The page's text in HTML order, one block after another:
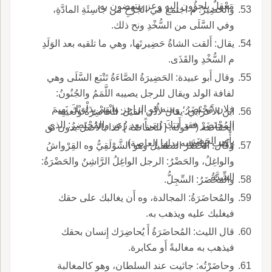
مَعْقِلٌ يلجؤُون إِليه وعز ينتهضون به.
والحَضِيرُ: م اجتمع في الجُرْحِ من جاسِئَةِ المادَّةِ،
وفي السَّلَى من السُّخْدِ ونح ذلك.
يقال: أَلقت الشاةُ حَضِيرتَها، وهي ما تلقيه بعد الوَلَدِ
م السُّخْدِ والقَذَى.
وقال أَبو عبيدة: الحَضِيرَةُ الصَّاءَةُ تَتْبَع السَّلَى وهي
لفافة الولد ويقال للرجل يصيبه اللَّمَمُ والجُنُونُ:
فلان مُحْتَضَرٌ؛ ومنه قو الراجز وانْهَمْ بِدَلْوَيْكَ نَهِيمَ
المُحْتَضَرْ فقد أَتتكَ زُمَراً بعد زُمَر والمُحْتَضِرُ: الذي
يأْتي الحَضَرَ.
ابن الأَعرابي: يقال لأُذُن الفيل: الحاضِرَةُ ولعينه
الحفاصة (* قوله: [ الحفاصة ] كذا بالأصل بدون نق
وكتب بهامشه بدلها العاصة).
وقال: الحَضْرُ التطفيل وهو الشَّوْلَقِيُّ وه القِرْواشُ
والواغِلُ، والحَضْرُ: الرجل الواغِلُ الرَّاشِنُ والحَضْرَةُ:
الشِّدَّةُ.
والمَحْضَرُ: السِّجِلُّ.
والمُحاضَرَةُ: المجالدة، وه أَن يغالبك على حقك
فيغلبك عليه ويذهب به.
قال الليث: المُحاضَرَةُ أَ يُحاضِرَك إِنسان بحقك
فيذهب به مغالبةً أَو مكابرة.
وحاضَرْتُه: جاثيت عند السلطان، وهو كالمغالبة